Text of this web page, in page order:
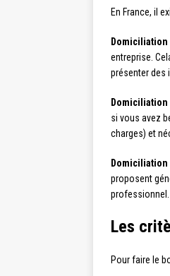
En France, il
entreprise.
présenter des
si vous avez
charges) et
proposent
Les
Pour faire le